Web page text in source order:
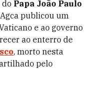
do Papa João Paulo
publicou um
e ao governo
ao enterro de
, morto nesta
pelo